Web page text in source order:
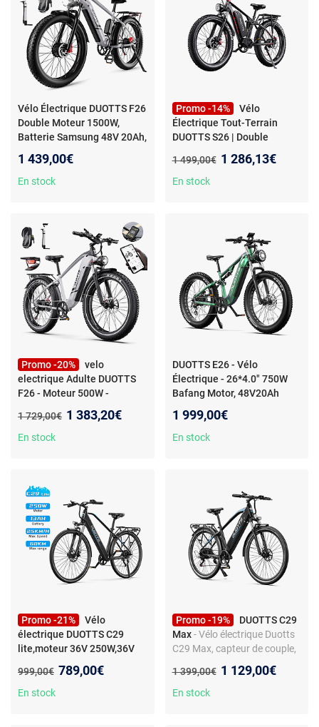
Vélo Électrique DUOTTS F26
Double Moteur 1500W,
Batterie Samsung 48V 20Ah,
1 439,00€
En stock
Promo -14%
Vélo
Électrique Tout-Terrain
DUOTTS S26 | Double
48V20Ah, Pneus Large
Ancien prix :
1 499,00€ Nouveau prix :
1 286,13€
En stock
Promo -20%
velo
electrique Adulte DUOTTS
F26 - Moteur 500W -
Assistance 100KM
Ancien prix :
1 729,00€ Nouveau prix :
1 383,20€
En stock
DUOTTS E26 - Vélo
Électrique - 26*4.0" 750W
Bafang Motor, 48V20Ah
1 999,00€
En stock
Promo -21%
Vélo
électrique DUOTTS C29
lite,moteur 36V 250W,36V
DUOTTS C29 lite,moteur 36V
250W,36V 13AH,vitesse
Ancien prix :
999,00€ Nouveau prix :
789,00€
En stock
Promo -19%
DUOTTS C29
Max - Vélo électrique Duotts
C29 Max, capteur de couple,
Ancien prix :
1 399,00€ Nouveau prix :
1 129,00€
En stock